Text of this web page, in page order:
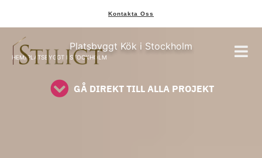
Kontakta Oss
Platsbyggt Kök Stockholm
läs på instagram
Platsbyggt Kök i Stockholm
HEM/PLATSBYGGT I STOCKHOLM
GÅ DIREKT TILL ALLA PROJEKT